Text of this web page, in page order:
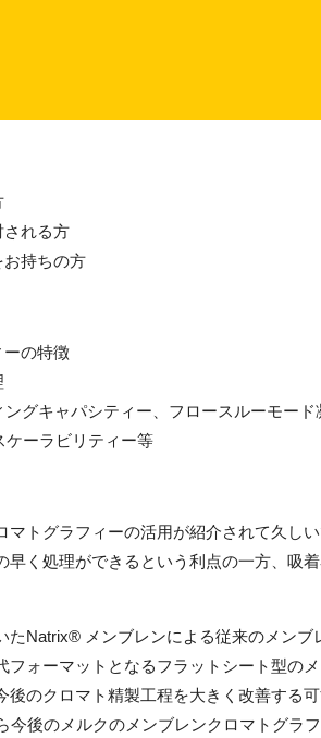
される方
持ちの方
ーの特徴
グキャパシティー、フロースルーモード
ケーラビリティー等
トグラフィーの活用が紹介されて久しい
く処理ができるという利点の一方、吸
たNatrix® メンブレンによる従来のメンブ
ォーマットとなるフラットシート型の
後のクロマト精製工程を大きく改善する
後のメルクのメンブレンクロマトグラ